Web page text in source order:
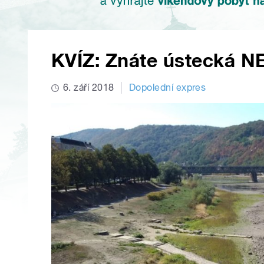
KVÍZ: Znáte ústecká
6. září 2018 Dopolední expres